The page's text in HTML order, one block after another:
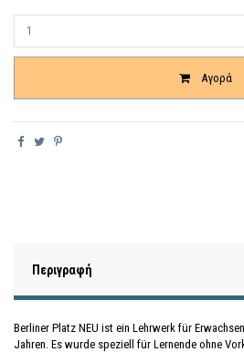
Αγορά
Περιγραφή
Berliner Platz NEU ist ein Lehrwerk für
Jahren. Es wurde speziell für Lernende ohne